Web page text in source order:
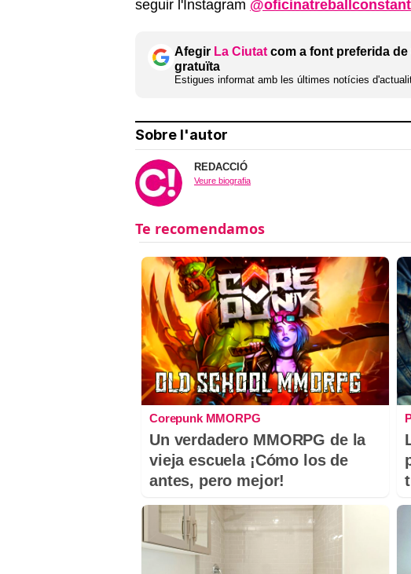
seguir l'Instagram
Afegir La Ciutat com a font preferida
gratuïta
Estigues informat amb les últimes notícies
Sobre l'autor
REDACCIÓ
Veure biografia
Corepunk MMORPG
Un verdadero MMORPG de la
vieja escuela ¡Cómo los de
antes, pero mejor!